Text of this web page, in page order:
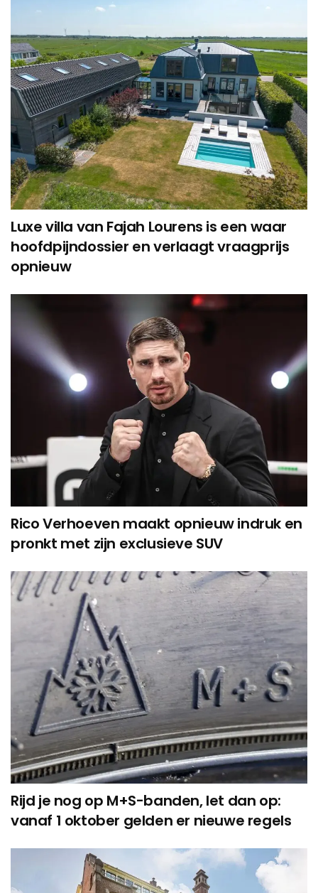
Luxe villa van Fajah Lourens is een waar
hoofdpijndossier en verlaagt vraagprijs
opnieuw
Rico Verhoeven maakt opnieuw indruk en
pronkt met zijn exclusieve SUV
Rijd je nog op M+S-banden, let dan op:
vanaf 1 oktober gelden er nieuwe regels